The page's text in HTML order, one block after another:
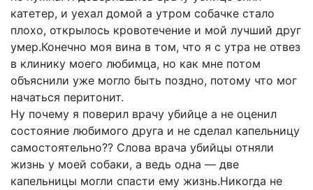
катетер, и уехал домой а утром собачке стало
плохо, открылось кровотечение и мой лучший друг
умер.Конечно моя вина в том, что я с утра не отвез
в клинику моего любимца, но как мне потом
объяснили уже могло быть поздно, потому что мог
начаться перитонит.
Ну почему я поверил врачу убийце а не оценил
состояние любимого друга и не сделал капельницу
самостоятельно?? Слова врача убийцы отняли
жизнь у моей собаки, а ведь одна — две
капельницы могли спасти ему жизнь.Никогда не